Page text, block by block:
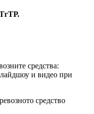
средства:
и видео при
средство